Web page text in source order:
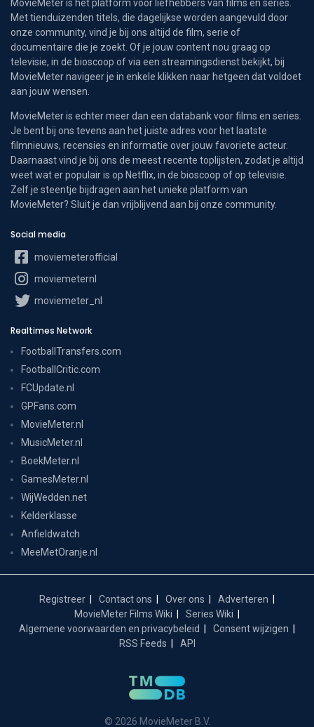
MovieMeter is hét platform voor liefhebbers van films en series.
Met tienduizenden titels, die dagelijkse worden aangevuld door
onze community, vind je bij ons altijd de film, serie of
documentaire die je zoekt. Of je jouw content nou graag op
televisie, in de bioscoop of via een streamingsdienst bekijkt, bij
MovieMeter navigeer je in enkele klikken naar hetgeen dat voldoet
aan jouw wensen.
MovieMeter is echter meer dan een databank voor films en series.
Je bent bij ons tevens aan het juiste adres voor het laatste
filmnieuws, recensies en informatie over jouw favoriete acteur.
Daarnaast vind je bij ons de meest recente toplijsten, zodat je altijd
weet wat er populair is op Netflix, in de bioscoop of op televisie.
Zelf je steentje bijdragen aan het unieke platform van
MovieMeter? Sluit je dan vrijblijvend aan bij onze community.
Social media
moviemeterofficial
moviemeternl
moviemeter_nl
Realtimes Network
FootballTransfers.com
FootballCritic.com
FCUpdate.nl
GPFans.com
MovieMeter.nl
MusicMeter.nl
BoekMeter.nl
GamesMeter.nl
WijWedden.net
Kelderklasse
Anfieldwatch
MeeMetOranje.nl
Registreer Contact ons Over ons
Adverteren
MovieMeter Films Wiki
Series Wiki
Algemene voorwaarden en privacybeleid
Consent wijzigen
RSS Feeds
API
© 2026 MovieMeter B.V.